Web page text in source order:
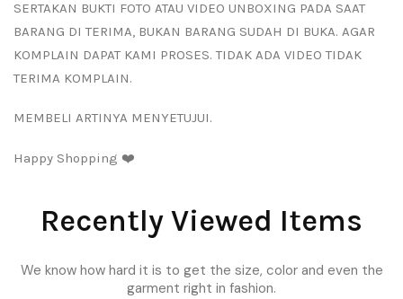
SERTAKAN BUKTI FOTO ATAU VIDEO UNBOXING PADA SAAT
BARANG DI TERIMA, BUKAN BARANG SUDAH DI BUKA. AGAR
KOMPLAIN DAPAT KAMI PROSES. TIDAK ADA VIDEO TIDAK
TERIMA KOMPLAIN.
MEMBELI ARTINYA MENYETUJUI.
Happy Shopping ❤️
Recently Viewed Items
We know how hard it is to get the size, color and even the
garment right in fashion.